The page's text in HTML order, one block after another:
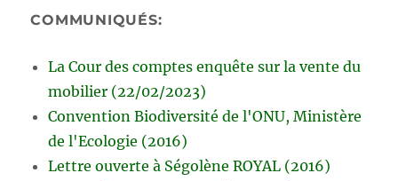
COMMUNIQUÉS:
La Cour des comptes enquête sur la vente du
mobilier (22/02/2023)
Convention Biodiversité de l'ONU, Ministère
de l'Ecologie (2016)
Lettre ouverte à Ségolène ROYAL (2016)